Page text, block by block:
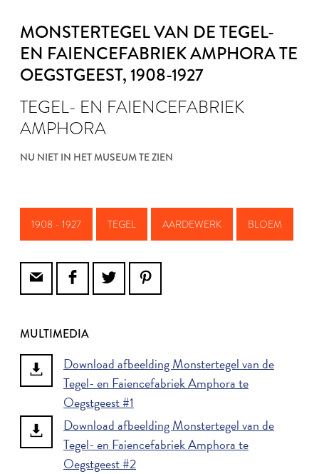
MONSTERTEGEL VAN DE TEGEL-
EN FAIENCEFABRIEK AMPHORA TE
OEGSTGEEST, 1908-1927
TEGEL- EN FAIENCEFABRIEK
AMPHORA
NU NIET IN HET MUSEUM TE ZIEN
1908 - 1927 TEGEL AARDEWERK BLOEM
MULTIMEDIA
Download afbeelding Monstertegel van de
Tegel- en Faiencefabriek Amphora te
Oegstgeest #1
Download afbeelding Monstertegel van de
Tegel- en Faiencefabriek Amphora te
Oegstgeest #2